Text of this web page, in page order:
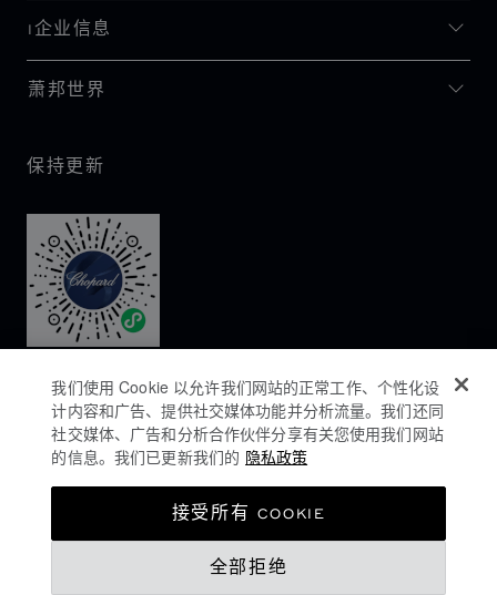
I企业信息
萧邦世界
保持更新
COOKIES政策
我们使用 Cookie 以允许我们网站的正常工作、个性化设
计内容和广告、提供社交媒体功能并分析流量。我们还同
社交媒体、广告和分析合作伙伴分享有关您使用我们网站
的信息。我们已更新我们的 隐私政策
全部拒绝
接受所有 COOKIE